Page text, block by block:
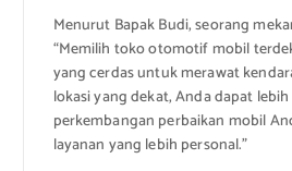
Menurut Bapak Budi, seorang
“Memilih toko otomotif mobil
yang cerdas untuk merawat
lokasi yang dekat, Anda dapat
perkembangan perbaikan mobil
layanan yang lebih personal.”